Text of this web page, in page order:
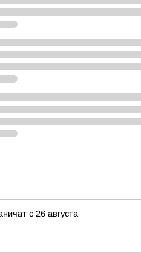
с 26 августа